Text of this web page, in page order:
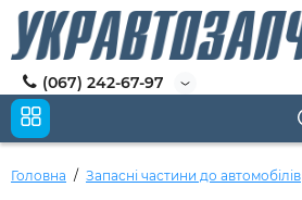
(067) 242-67-97
Головна Запасні частини до автомобілів